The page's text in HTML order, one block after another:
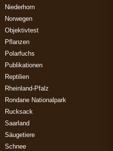
Niederhorn
Norwegen
Objektivtest
Pflanzen
Polarfuchs
Publikationen
Reptilien
Rheinland-Pfalz
Rondane Nationalpark
Rucksack
Saarland
Säugetiere
Schnee